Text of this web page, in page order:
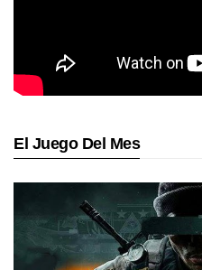
El Juego Del Mes